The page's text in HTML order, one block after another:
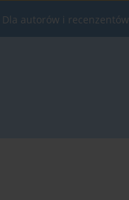
Dla autorów i recenzentów